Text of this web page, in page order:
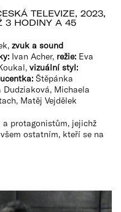
TELEVIZE, 2023,
3 HODINY A 45
zvuk a sound
Ivan Acher, režie: Eva
vizuální styl:
Štěpánka
Dudziaková, Michaela
Matěj Vejdělek
protagonistům, jejichž
ostatním, kteří se na